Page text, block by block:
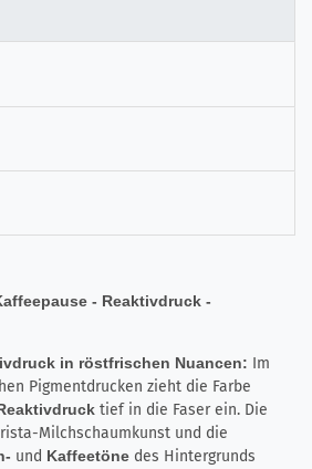
- Reaktivdruck -
in röstfrischen Nuancen: Im
Pigmentdrucken zieht die Farbe
tief in die Faser ein. Die
Milchschaumkunst und die
und Kaffeetöne des Hintergrunds